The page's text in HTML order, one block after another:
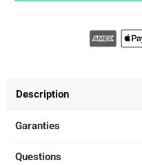
Description
Garanties
Questions